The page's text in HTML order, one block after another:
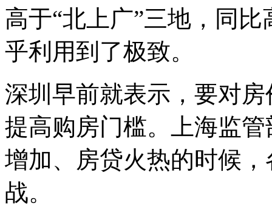
高于“北上广”三地，同
乎利用到了极致。
深圳早前就表示，要对
提高购房门槛。上海监
增加、房贷火热的时候
战。